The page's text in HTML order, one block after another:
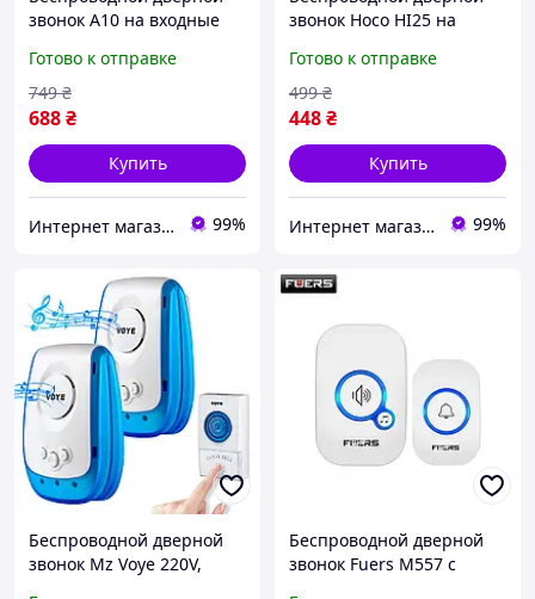
звонок A10 на входные
Готово к отправке
688₴
749 ₴
Купить
Интернет магазин PRIMO 99%
звонок Hoco HI25 на
Готово к отправке
448₴
499 ₴
Купить
Интернет магазин PRIMO 99%
Беспроводной дверной
звонок Mz Voye 220V,
Беспроводной дверной
звонок Fuers M557 с